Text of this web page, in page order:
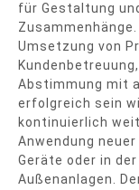
für Gestaltung
Umsetzung von
Abstimmung mit
erfolgreich sein
kontinuierlich
Anwendung
Geräte oder in
Außenanlagen.